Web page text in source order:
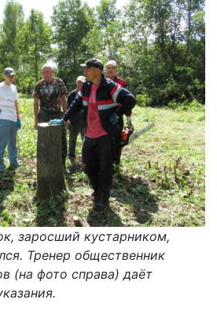
заросший кустарником,
Тренер общественник
(на фото справа) даёт